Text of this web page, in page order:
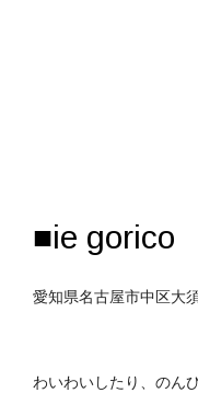
■ie gorico
愛知県名古屋市中区大
わいわいしたり、のん